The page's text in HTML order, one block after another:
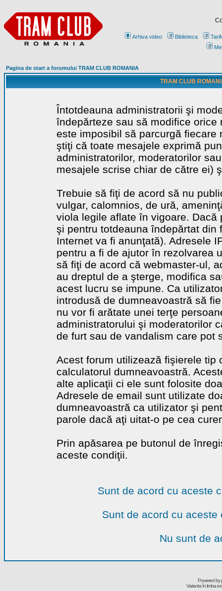
Arhiva video Biblioteca
Pagina de start a forumului TRAM CLUB ROMANIA
TRAM CLUB
Întotdeauna administratorii şi
îndepărteze sau să modifice
este imposibil să parcurgă
ştiţi că toate mesajele exprimă
administratorilor, moderatorilor
mesajele scrise chiar de către ei)
Trebuie să fiţi de acord să nu
vulgar, calomnios, de ură,
viola legile aflate în vigoare.
şi pentru totdeauna îndepărtat
Internet va fi anunţată). Adresele
pentru a fi de ajutor în rezolvarea
să fiţi de acord că webmaster-ul,
au dreptul de a şterge, modifica
acest lucru se impune. Ca
introdusă de dumneavoastră să
nu vor fi arătate unei terţe
administratorului şi moderatorilor
de furt sau de vandalism care pot
Acest forum utilizează fişierele tip
calculatorul dumneavoastră.
alte aplicaţii ci ele sunt folosite
Adresele de email sunt utilizate
dumneavoastră ca utilizator şi
parole dacă aţi uitat-o pe cea
Prin apăsarea pe butonul de
aceste condiţii.
Sunt de acord cu aceste
Sunt de acord cu
Nu sunt de
Powered by
Varianta în limba